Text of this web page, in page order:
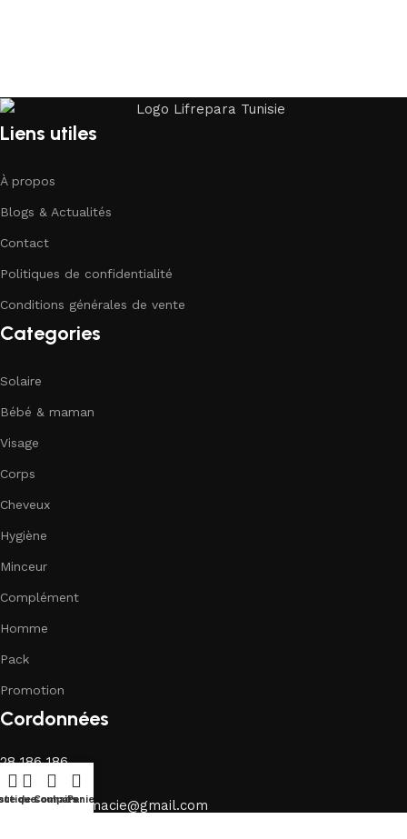
Liens utiles
À propos
Blogs & Actualités
Contact
Politiques de confidentialité
Conditions générales de vente
Categories
Solaire
Bébé & maman
Visage
Corps
Cheveux
Hygiène
Minceur
Complément
Homme
Pack
Promotion
Cordonnées
28 186 186
28 742 000
life.parapharmacie@gmail.com
de souhaits
Comparer
Panier